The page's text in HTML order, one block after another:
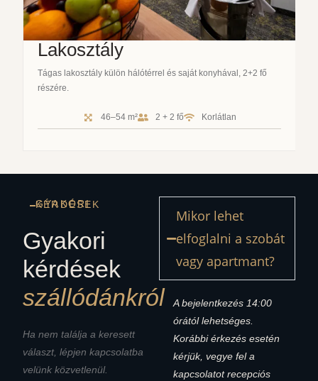
Lakosztály
Tágas lakosztály külön hálótérrel és saját konyhával, 2+2 fő
részére.
46–54 m² 2 + 2 fő Korlátlan
GYAKORI KÉRDÉSEK
Gyakori
kérdések
szállódánkról
Ha nem találja a keresett
választ, lépjen kapcsolatba
velünk közvetlenül.
Mikor lehet
elfoglalni a szobát
vagy apartmant?
A bejelentkezés 14:00
órától lehetséges.
Korábbi érkezés esetén
kérjük, vegye fel a
kapcsolatot recepciós